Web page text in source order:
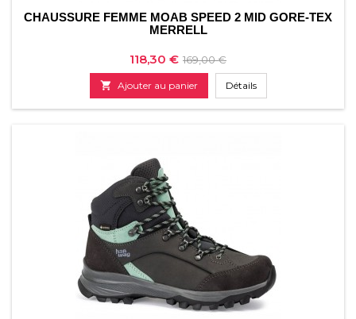
CHAUSSURE FEMME MOAB SPEED 2 MID GORE-TEX
MERRELL
Prix
118,30 € Prix
de
base
169,00 €
 Ajouter au panier Détails